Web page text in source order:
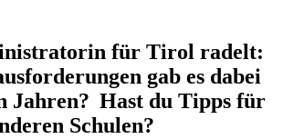
für Tirol radelt:
gab es dabei
Jahren? Hast du Tipps für
Schulen?